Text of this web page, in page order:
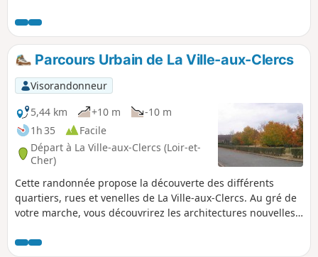
Parcours Urbain de La Ville-aux-Clercs
Visorandonneur
5,44 km
+10 m
-10 m
1h 35
Facile
Départ à La Ville-aux-Clercs (Loir-et-
Cher)
Cette randonnée propose la découverte des différents
quartiers, rues et venelles de La Ville-aux-Clercs. Au gré de
votre marche, vous découvrirez les architectures nouvelles
campagne toute proche et visite au petit cours d'eau du